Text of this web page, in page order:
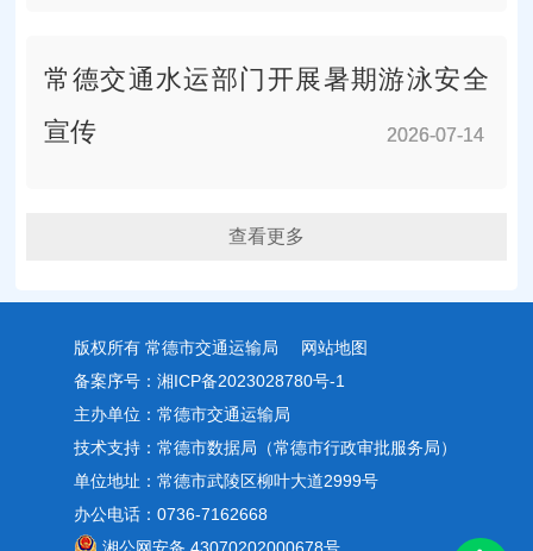
2026-07-14
常德交通水运部门开展暑期游泳安全
宣传
2026-07-14
查看更多
版权所有 常德市交通运输局
网站地图
备案序号： 湘ICP备2023028780号-1
主办单位：常德市交通运输局
技术支持：常德市数据局（常德市行政审批服务局）
单位地址：常德市武陵区柳叶大道2999号
办公电话：0736-7162668